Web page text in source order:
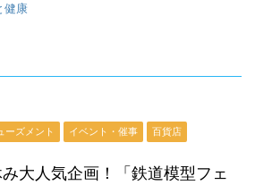
健康
ーズメント イベント・催事 百貨店
大人気企画！「鉄道模型フェ